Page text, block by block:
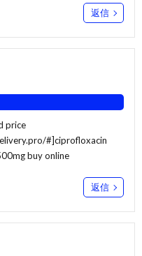
返信
price
#]ciprofloxacin
buy online
返信